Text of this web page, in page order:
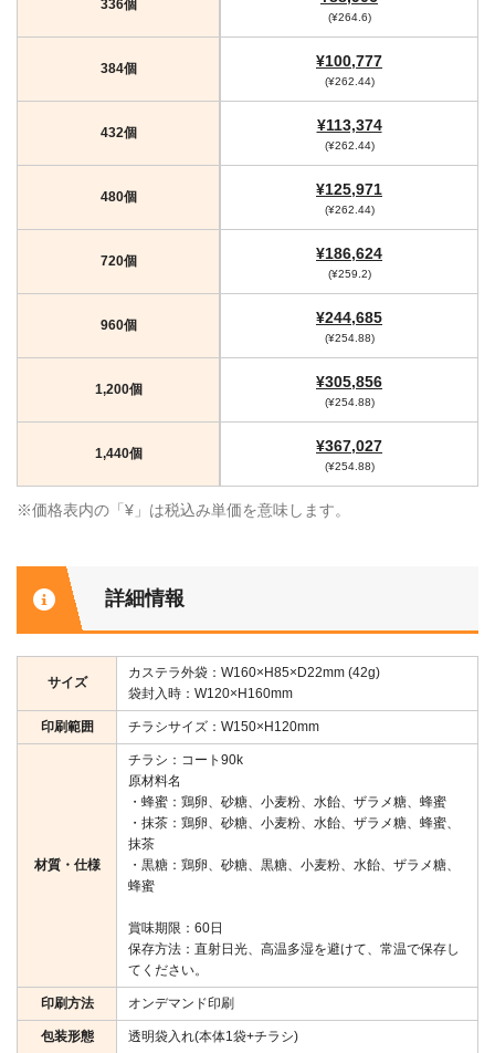
336個
(¥264.6)
384個 ¥100,777
(¥262.44)
432個 ¥113,374
(¥262.44)
480個 ¥125,971
(¥262.44)
720個 ¥186,624
(¥259.2)
960個 ¥244,685
(¥254.88)
1,200個 ¥305,856
(¥254.88)
1,440個 ¥367,027
(¥254.88)
※価格表内の「¥」は税込み単価を意味します。
詳細情報
サイズ
カステラ外袋：W160×H85×D22mm (42g)
袋封入時：W120×H160mm
印刷範囲 チラシサイズ：W150×H120mm
材質・仕様
チラシ：コート90k
原材料名
・蜂蜜：鶏卵、砂糖、小麦粉、水飴、ザラメ糖、蜂蜜
・抹茶：鶏卵、砂糖、小麦粉、水飴、ザラメ糖、蜂蜜、
抹茶
・黒糖：鶏卵、砂糖、黒糖、小麦粉、水飴、ザラメ糖、
蜂蜜
賞味期限：60日
保存方法：直射日光、高温多湿を避けて、常温で保存し
てください。
印刷方法 オンデマンド印刷
包装形態
透明袋入れ(本体1袋+チラシ)